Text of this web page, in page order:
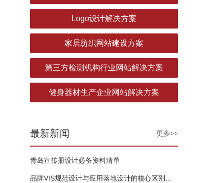
Logo设计解决方案
家居纺织网站建设方案
第三方检测机构行业网站解决方案
健身器材生产企业网站解决方案
最新新闻 更多>>
青岛宣传册设计必备资料清单